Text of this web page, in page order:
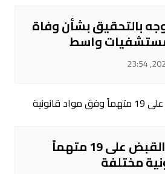
بالتحقيق بشأن وفاة
واسط
عمليات بغداد: القبض على 19 متهماً
مختلفة